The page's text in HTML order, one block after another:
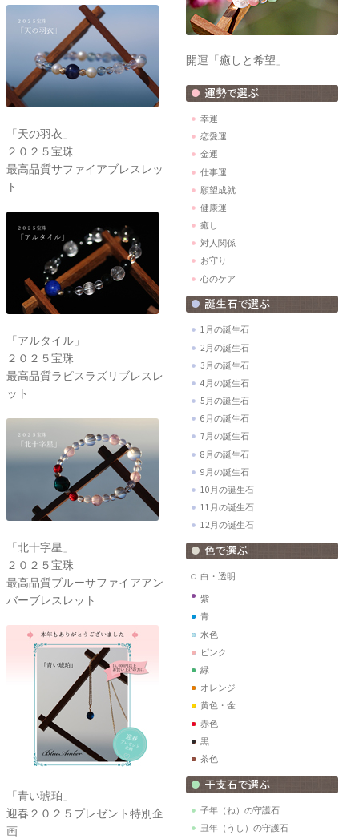
「天の羽衣」
２０２５宝珠
最高品質サファイアブレスレッ
ト
「アルタイル」
２０２５宝珠
最高品質ラピスラズリブレスレ
ット
「北十字星」
２０２５宝珠
最高品質ブルーサファイアアン
バーブレスレット
「青い琥珀」
迎春２０２５プレゼント特別企
画
開運「癒しと希望」
幸運
恋愛運
金運
仕事運
願望成就
健康運
癒し
対人関係
お守り
心のケア
1月の誕生石
2月の誕生石
3月の誕生石
4月の誕生石
5月の誕生石
6月の誕生石
7月の誕生石
8月の誕生石
9月の誕生石
10月の誕生石
11月の誕生石
12月の誕生石
白・透明
紫
青
水色
ピンク
緑
オレンジ
黄色・金
赤色
黒
茶色
子年（ね）の守護石
丑年（うし）の守護石